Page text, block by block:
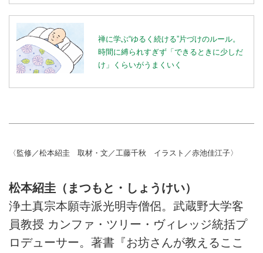
禅に学ぶ“ゆるく続ける”片づけのルール。
時間に縛られすぎず「できるときに少しだ
け」くらいがうまくいく
〈監修／松本紹圭 取材・文／工藤千秋 イラスト／赤池佳江子〉
松本紹圭（まつもと・しょうけい）
浄土真宗本願寺派光明寺僧侶。武蔵野大学客
員教授 カンファ・ツリー・ヴィレッジ統括プ
ロデューサー。著書『お坊さんが教えるここ